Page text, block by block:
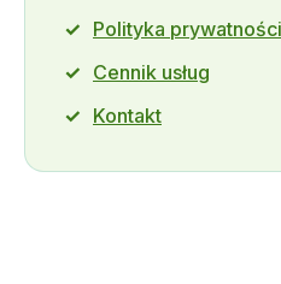
Polityka prywatności
Cennik usług
Kontakt